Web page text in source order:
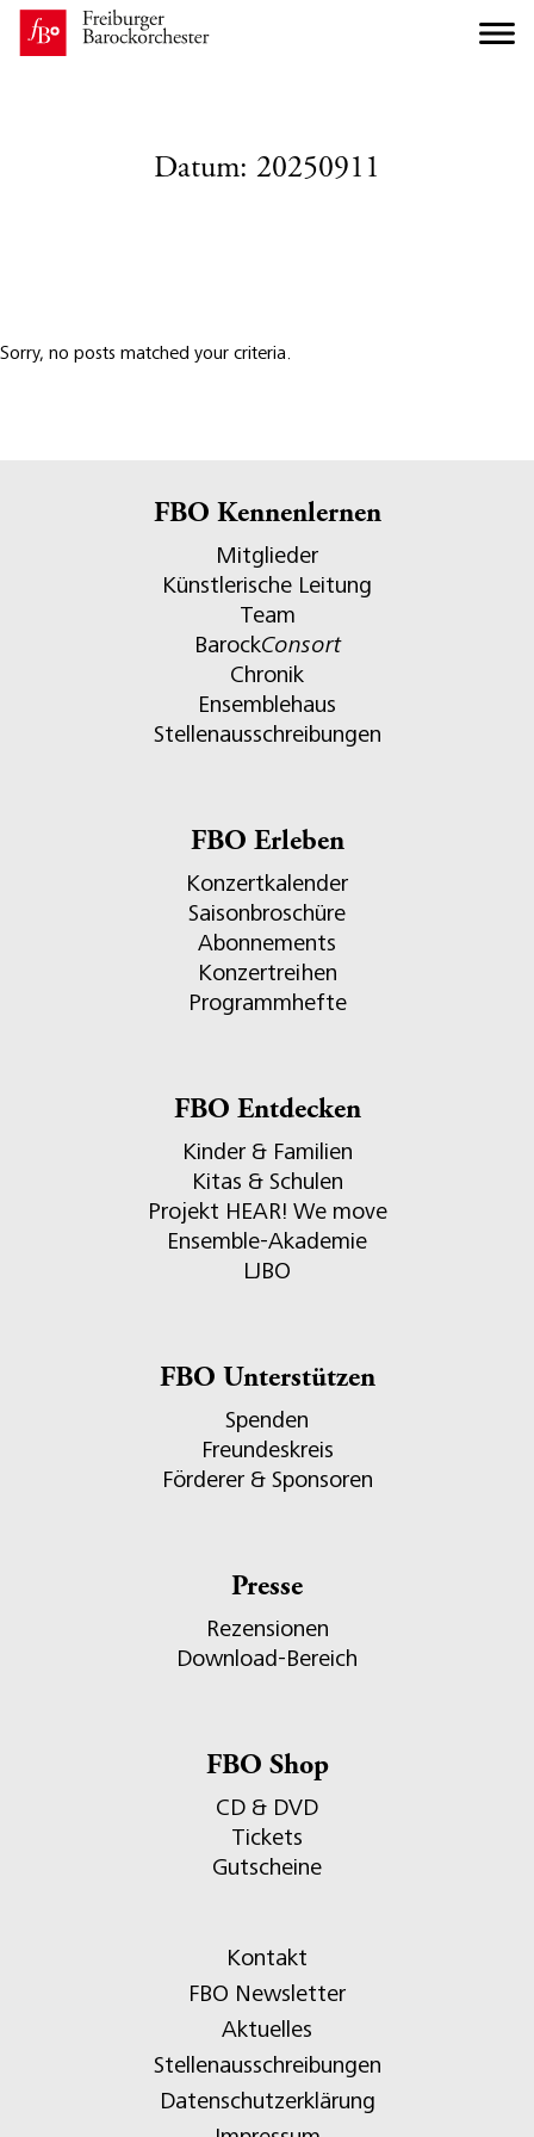
Datum: 20250911
Sorry, no posts matched your criteria.
FBO Kennenlernen
Mitglieder
Künstlerische Leitung
Team
BarockConsort
Chronik
Ensemblehaus
Stellenausschreibungen
FBO Erleben
Konzertkalender
Saisonbroschüre
Abonnements
Konzertreihen
Programmhefte
FBO Entdecken
Kinder & Familien
Kitas & Schulen
Projekt HEAR! We move
Ensemble-Akademie
LJBO
FBO Unterstützen
Spenden
Freundeskreis
Förderer & Sponsoren
Presse
Rezensionen
Download-Bereich
FBO Shop
CD & DVD
Tickets
Gutscheine
Kontakt
FBO Newsletter
Aktuelles
Stellenausschreibungen
Datenschutzerklärung